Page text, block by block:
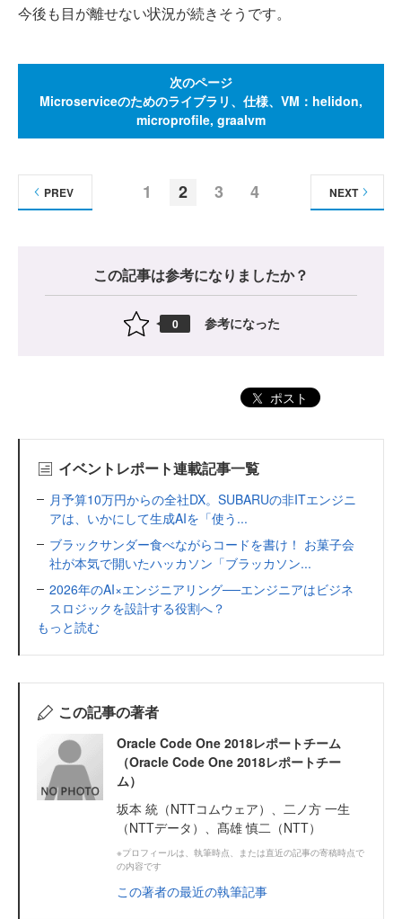
今後も目が離せない状況が続きそうです。
次のページ
Microserviceのためのライブラリ、仕様、VM：helidon,
microprofile, graalvm
1 2 3 4
PREV NEXT
この記事は参考になりましたか？
0 参考になった
ポスト
イベントレポート連載記事一覧
月予算10万円からの全社DX。SUBARUの非ITエンジニ
アは、いかにして生成AIを「使う...
ブラックサンダー食べながらコードを書け！ お菓子会
社が本気で開いたハッカソン「ブラッカソン...
2026年のAI×エンジニアリング──エンジニアはビジネ
スロジックを設計する役割へ？
もっと読む
この記事の著者
Oracle Code One 2018レポートチーム
（Oracle Code One 2018レポートチー
ム）
坂本 統（NTTコムウェア）、二ノ方 一生
（NTTデータ）、髙雄 慎二（NTT）
※プロフィールは、執筆時点、または直近の記事の寄稿時点で
の内容です
この著者の最近の執筆記事